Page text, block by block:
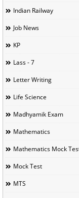
Indian Railway
Job News
KP
Lass - 7
Letter Writing
Life Science
Madhyamik Exam
Mathematics
Mathematics Mock
Mock Test
MTS